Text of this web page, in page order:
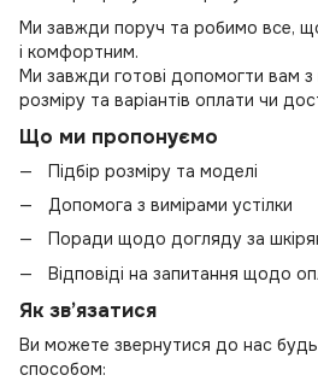
Ми завжди поруч та робимо все,
і комфортним.
Ми завжди готові допомогти вам
розміру та варіантів оплати чи
Що ми пропонуємо
Підбір розміру та моделі
Допомога з вимірами устілки
Поради щодо догляду за
Відповіді на запитання щодо
Як зв’язатися
Ви можете звернутися до нас
способом: